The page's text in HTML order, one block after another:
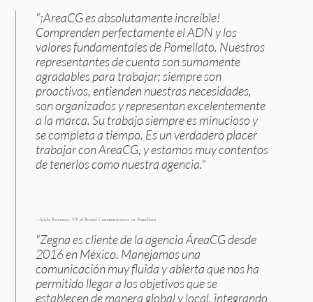
"¡AreaCG es absolutamente increíble!
Comprenden perfectamente el ADN y los
valores fundamentales de Pomellato. Nuestros
representantes de cuenta son sumamente
agradables para trabajar; siempre son
proactivos, entienden nuestras necesidades,
son organizados y representan excelentemente
a la marca. Su trabajo siempre es minucioso y
se completa a tiempo. Es un verdadero placer
trabajar con AreaCG, y estamos muy contentos
de tenerlos como nuestra agencia."
—Selda Bensusan, VP of Brand Communication en Pomellato
"Zegna es cliente de la agencia ÁreaCG desde
2016 en México. Manejamos una
comunicación muy fluida y abierta que nos ha
permitido llegar a los objetivos que se
establecen de manera global y local, integrando